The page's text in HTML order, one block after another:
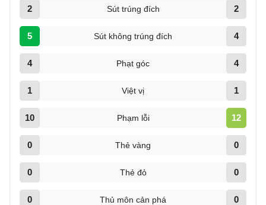
2 Sút trúng đích 2
5 Sút không trúng đích 4
4 Phạt góc 4
1 Việt vị 1
10 Phạm lỗi 12
0 Thẻ vàng 0
0 Thẻ đỏ 0
0 Thủ môn cản phá 0